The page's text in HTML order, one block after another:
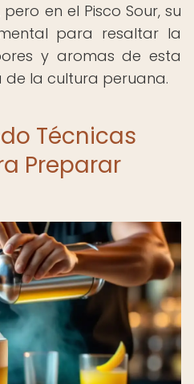
en el Pisco Sour, su
para resaltar la
y aromas de esta
la cultura peruana.
Técnicas
Preparar